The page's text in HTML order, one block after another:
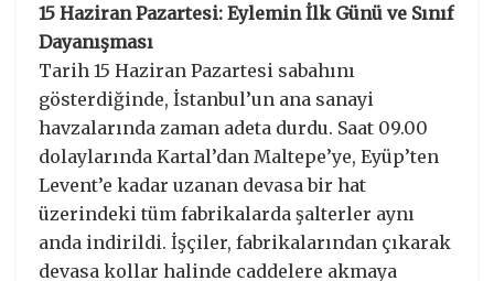
15 Haziran Pazartesi: Eylemin İlk Günü ve Sınıf
Dayanışması
Tarih 15 Haziran Pazartesi sabahını
gösterdiğinde, İstanbul’un ana sanayi
havzalarında zaman adeta durdu. Saat 09.00
dolaylarında Kartal’dan Maltepe’ye, Eyüp’ten
Levent’e kadar uzanan devasa bir hat
üzerindeki tüm fabrikalarda şalterler aynı
anda indirildi. İşçiler, fabrikalarından çıkarak
devasa kollar halinde caddelere akmaya